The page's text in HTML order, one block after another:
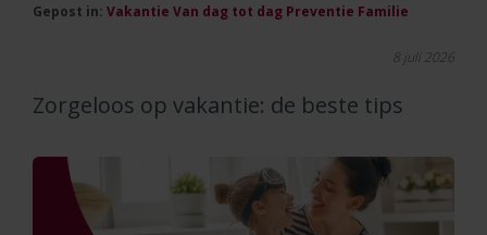
Gepost in: Vakantie Van dag tot dag Preventie Familie
8 juli 2026
Zorgeloos op vakantie: de beste tips